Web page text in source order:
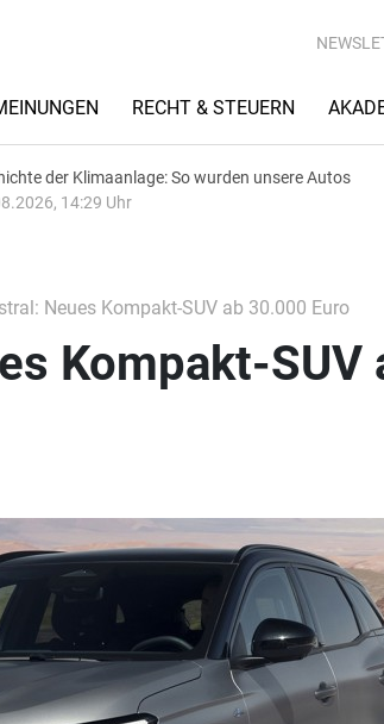
RECHT & STEUERN
der Klimaanlage: So wurden unsere Autos
14:29 Uhr
Neues Kompakt-SUV ab 30.000 Euro
Kompakt-SUV